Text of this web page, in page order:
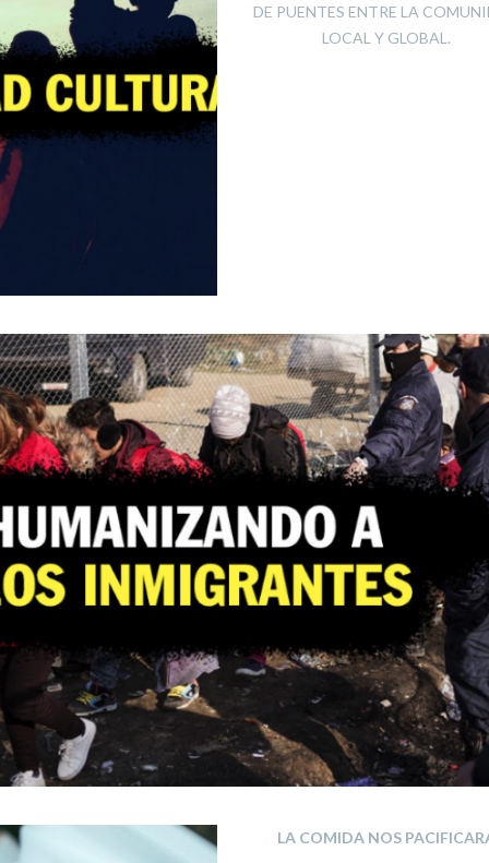
DE PUENTES ENTRE LA
LOCAL Y GLOBAL.
LA COMIDA NOS